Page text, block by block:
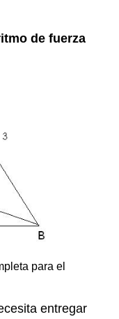
de fuerza
para el
entregar